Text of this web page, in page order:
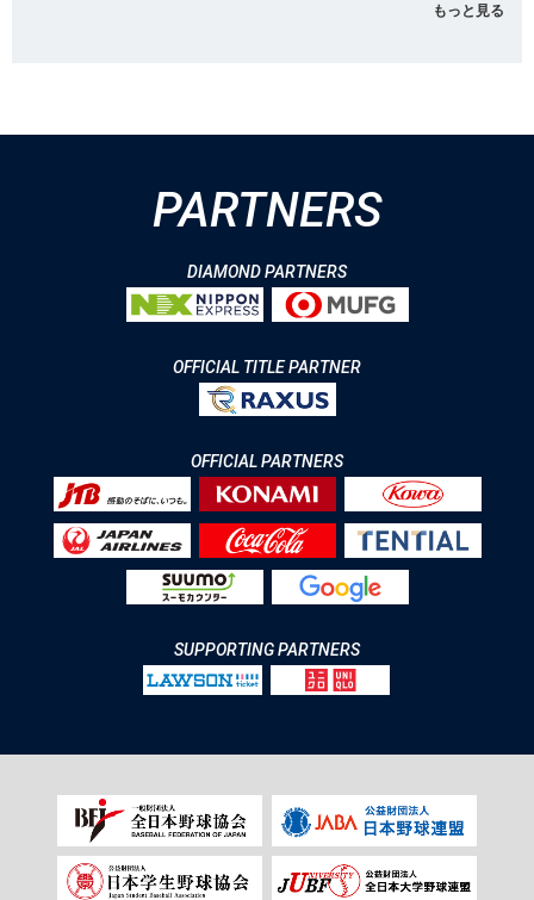
もっと見る
PARTNERS
DIAMOND PARTNERS
OFFICIAL TITLE PARTNER
OFFICIAL PARTNERS
SUPPORTING PARTNERS